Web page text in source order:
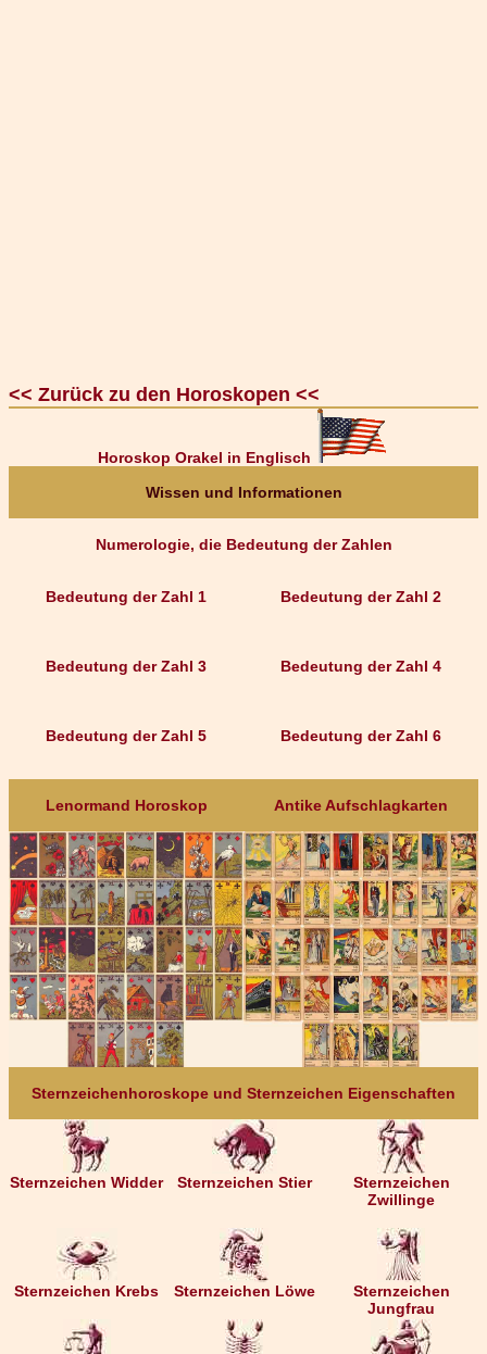
<< Zurück zu den Horoskopen <<
Horoskop Orakel in Englisch
Wissen und Informationen
Numerologie, die Bedeutung der Zahlen
Bedeutung der Zahl 1
Bedeutung der Zahl 3
Bedeutung der Zahl 5
Bedeutung der Zahl 2
Bedeutung der Zahl 4
Bedeutung der Zahl 6
Lenormand Horoskop Antike Aufschlagkarten
Sternzeichenhoroskope und Sternzeichen Eigenschaften
Sternzeichen Widder Sternzeichen Stier
Sternzeichen
Zwillinge
Sternzeichen Krebs Sternzeichen Löwe
Sternzeichen
Jungfrau